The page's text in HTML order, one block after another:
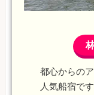
都心からの
人気船宿で